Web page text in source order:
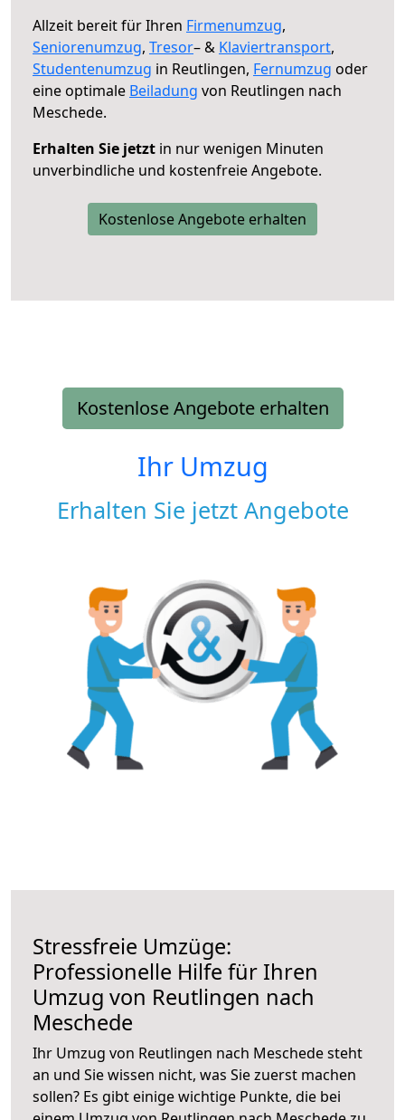
Allzeit bereit für Ihren Firmenumzug,
Seniorenumzug, Tresor– & Klaviertransport,
Studentenumzug in Reutlingen, Fernumzug oder
eine optimale Beiladung von Reutlingen nach
Meschede.
Erhalten Sie jetzt in nur wenigen Minuten
unverbindliche und kostenfreie Angebote.
Kostenlose Angebote erhalten
Kostenlose Angebote erhalten
Ihr Umzug
Erhalten Sie jetzt Angebote
Stressfreie Umzüge:
Professionelle Hilfe für Ihren
Umzug von Reutlingen nach
Meschede
Ihr Umzug von Reutlingen nach Meschede steht
an und Sie wissen nicht, was Sie zuerst machen
sollen? Es gibt einige wichtige Punkte, die bei